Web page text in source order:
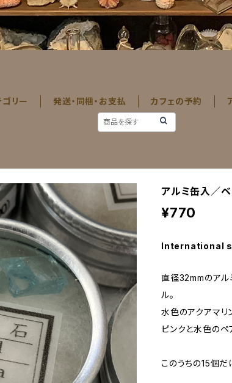
ゴリー 発送・同梱・お支払 カフェの予約
アルミ缶入／ベ
¥770
International
直径32mmのアル
ル。
水色のアクアマリ
ピンクと水色のペ
このうちの15個だ